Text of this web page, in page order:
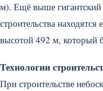
м). Ещё выше гигантский
строительства
высотой 492 м, который
Технологии
При строительстве